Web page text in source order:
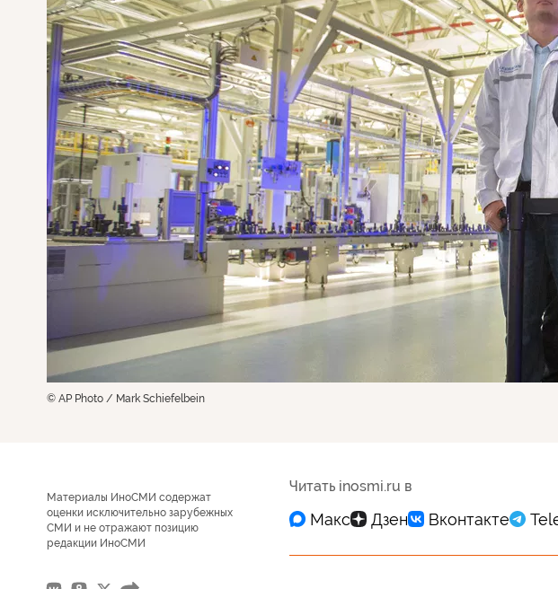
© AP Photo / Mark Schiefelbein
Материалы ИноСМИ содержат
оценки исключительно зарубежных
СМИ и не отражают позицию
редакции ИноСМИ
Читать inosmi.ru в